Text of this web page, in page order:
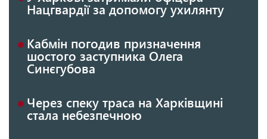
Нацгвардії за допомогу ухилянту
Кабмін погодив призначення
шостого заступника Олега
Синєгубова
Через спеку траса на Харківщині
стала небезпечною